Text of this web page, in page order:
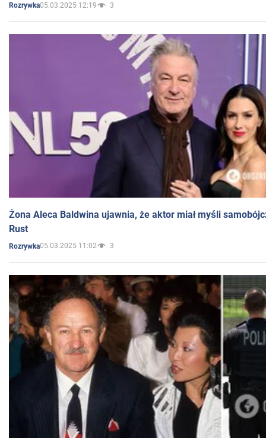
Rozrywka05.03.2025 12:19 3
Żona Aleca Baldwina ujawnia, że aktor miał myśli
Rust
Rozrywka05.03.2025 11:02 3